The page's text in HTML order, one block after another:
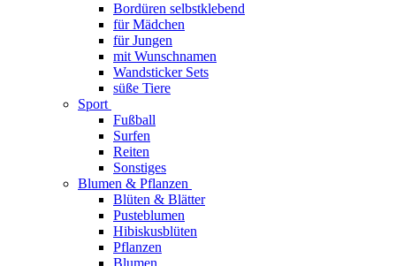
Bordüren selbstklebend
für Mädchen
für Jungen
mit Wunschnamen
Wandsticker Sets
süße Tiere
Sport
Fußball
Surfen
Reiten
Sonstiges
Blumen & Pflanzen
Blüten & Blätter
Pusteblumen
Hibiskusblüten
Pflanzen
Blumen